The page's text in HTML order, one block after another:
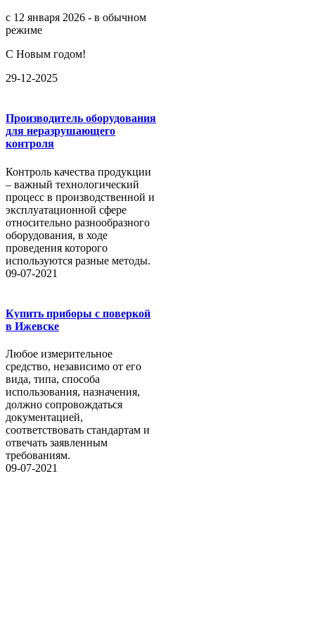
с 12 января 2026 - в обычном
режиме
С Новым годом!
29-12-2025
Производитель оборудования
для неразрушающего
контроля
Контроль качества продукции
– важный технологический
процесс в производственной и
эксплуатационной сфере
относительно разнообразного
оборудования, в ходе
проведения которого
используются разные методы.
09-07-2021
Купить приборы с поверкой
в Ижевске
Любое измерительное
средство, независимо от его
вида, типа, способа
использования, назначения,
должно сопровождаться
документацией,
соответствовать стандартам и
отвечать заявленным
требованиям.
09-07-2021